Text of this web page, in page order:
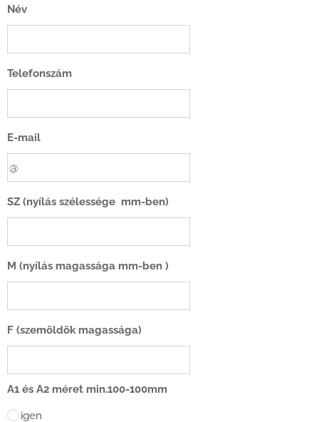
Név
Telefonszám
E-mail
SZ (nyílás szélessége mm-ben)
M (nyílás magassága mm-ben )
F (szemöldök magassága)
A1 és A2 méret min.100-100mm
igen